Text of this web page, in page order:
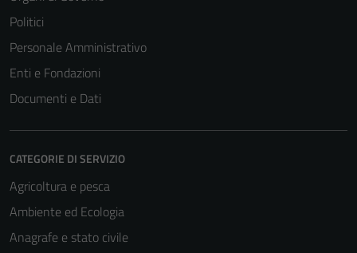
Politici
Personale Amministrativo
Enti e Fondazioni
Documenti e Dati
CATEGORIE DI SERVIZIO
Agricoltura e pesca
Ambiente ed Ecologia
Anagrafe e stato civile